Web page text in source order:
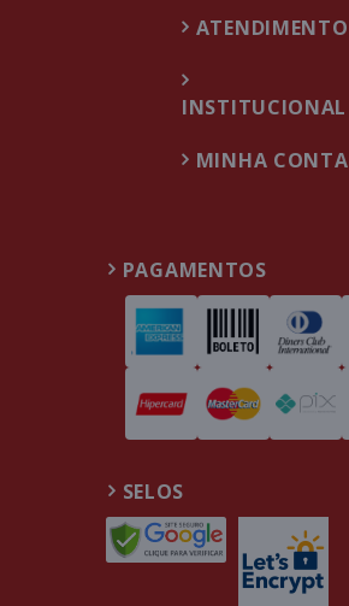
ATENDIMENTO
INSTITUCIONAL
MINHA CONTA
PAGAMENTOS
SELOS